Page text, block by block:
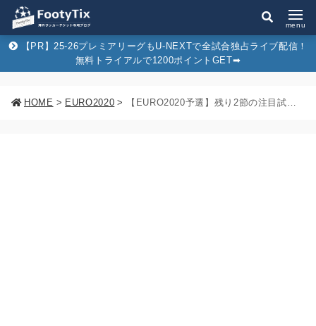
menu
【PR】25-26プレミアリーグもU-NEXTで全試合独占ライブ配信！
無料トライアルで1200ポイントGET➡︎
HOME > EURO2020 > 【EURO2020予選】残り2節の注目試合は？日程＆順位表から各国突破条件まで徹底プレビュー！